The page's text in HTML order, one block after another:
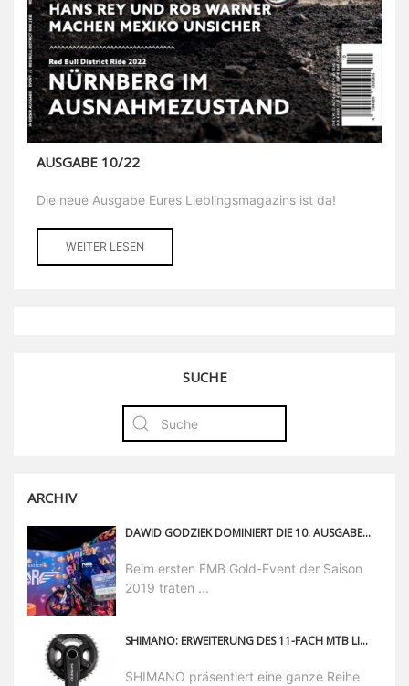
AUSGABE 10/22
Die neue Ausgabe Eures Lieblingsmagazins ist da!
WEITER LESEN
SUCHE
ARCHIV
DAWID GODZIEK DOMINIERT DIE 10. AUSGABE DES SWATCH ROCKET AIR
Beim ersten FMB Gold-Event der Saison
2019 traten ...
SHIMANO: ERWEITERUNG DES 11-FACH MTB LINEUPS
SHIMANO präsentiert eine ganze Reihe